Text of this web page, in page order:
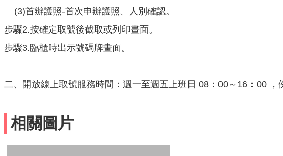
(3)首辦護照-首次申辦護照、人別確認。
步驟2.按確定取號後截取或列印畫面。
步驟3.臨櫃時出示號碼牌畫面。
二、開放線上取號服務時間：週一至週五上班日 08：00～16：00 ，
相關圖片